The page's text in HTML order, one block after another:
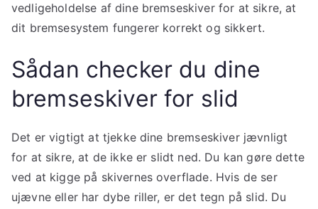
vedligeholdelse af dine bremseskiver for at sikre, at
dit bremse­system fungerer korrekt og sikkert.
Sådan checker du dine
bremseskiver for slid
Det er vigtigt at tjekke dine bremseskiver jævnligt
for at sikre, at de ikke er slidt ned. Du kan gøre dette
ved at kigge på skivernes overflade. Hvis de ser
ujævne eller har dybe riller, er det tegn på slid. Du